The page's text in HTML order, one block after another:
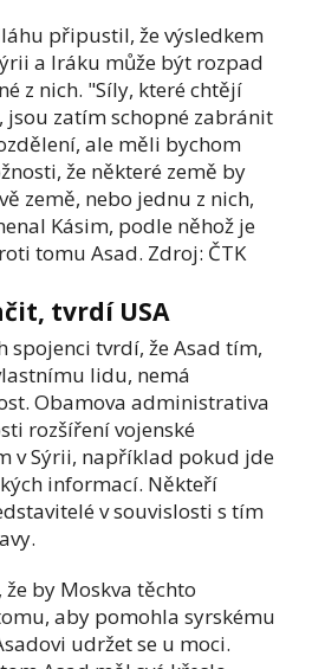
připustil, že výsledkem
a Iráku může být rozpad
z nich. "Síly, které chtějí
jsou zatím schopné zabránit
ale měli bychom
že některé země by
země, nebo jednu z nich,
Kásim, podle něhož je
tomu Asad. Zdroj: ČTK
tvrdí USA
spojenci tvrdí, že Asad tím,
lidu, nemá
Obamova administrativa
rozšíření vojenské
v Sýrii, například pokud jde
informací. Někteří
v souvislosti s tím
by Moskva těchto
aby pomohla syrskému
udržet se u moci.